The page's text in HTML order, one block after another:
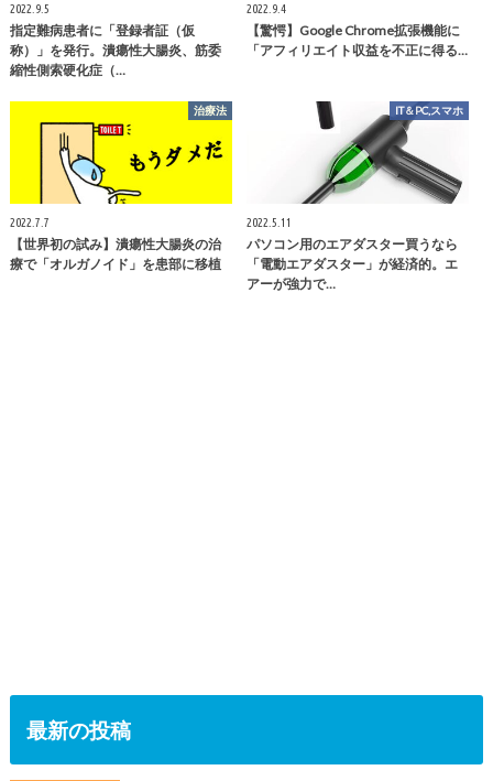
2022.9.5
指定難病患者に「登録者証（仮
称）」を発行。潰瘍性大腸炎、筋委
縮性側索硬化症（…
2022.9.4
【驚愕】Google Chrome拡張機能に
「アフィリエイト収益を不正に得る…
治療法
2022.7.7
【世界初の試み】潰瘍性大腸炎の治
療で「オルガノイド」を患部に移植
IT＆PC,スマホ
2022.5.11
パソコン用のエアダスター買うなら
「電動エアダスター」が経済的。エ
アーが強力で…
最新の投稿